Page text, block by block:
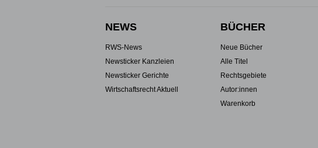
NEWS
RWS-News
Newsticker Kanzleien
Newsticker Gerichte
Wirtschaftsrecht Aktuell
BÜCHER
Neue Bücher
Alle Titel
Rechtsgebiete
Autor:innen
Warenkorb